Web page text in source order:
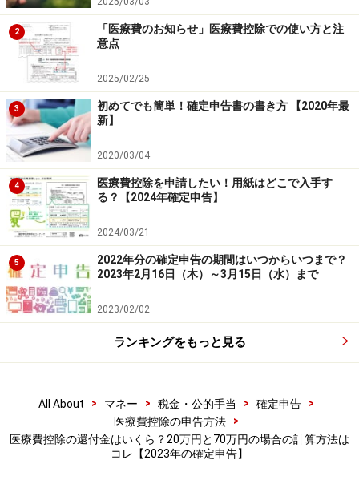
確定申告書を作成する上で、現在では医療費のレシート
は、税務署への提出が不要となっており、5年間は領収
書とレシートは自宅で保管する決まりとなっています。
セルフメディケーション税制
セルフメディケーション税制とは、ふくれあがる国の医
療費を削減するための、医療費控除の特例です。健康に
気をつかい、ちょっとした病気なら自分で手当てしまし
ょう！という2026（令和8）年12月購入分までの特例で
す。会社や自治体の健康診断やインフルエンザの予防接
種などを受けている人が薬局で自分や家族のためにスイ
ッチOTC医薬品を買い、年間1万2000円を超えると、超
えた部分の8万8000円までが医療費控除の対象になりま
す。
スイッチOTC医薬品とは、お医者さんから処方されてい
たお薬が、薬局で買えるようになったもの。風邪薬や、
湿布薬、水虫の薬などが対象商品になっています。
2
「医療費のお知らせ」医療費控除での使い方と注
意点
2025/02/25
3
初めてでも簡単！確定申告書の書き方 【2020年最
新】
2020/03/04
4
医療費控除を申請したい！用紙はどこで入手す
る？【2024年確定申告】
2024/03/21
5
2022年分の確定申告の期間はいつからいつまで？
2023年2月16日（木）～3月15日（水）まで
2023/02/02
ランキングをもっと見る
All About > マネー > 税金・公的手当 > 確定申告
>
医療費控除の申告方法
>
医療費控除の還付金はいくら？20万円と70万円の場合の計算方法は
コレ【2023年の確定申告】